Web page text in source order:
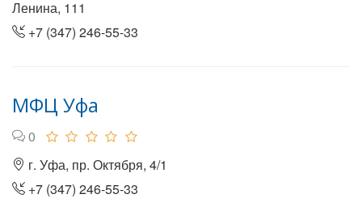
Ленина, 111
+7 (347) 246-55-33
МФЦ Уфа
0
г. Уфа, пр. Октября, 4/1
+7 (347) 246-55-33